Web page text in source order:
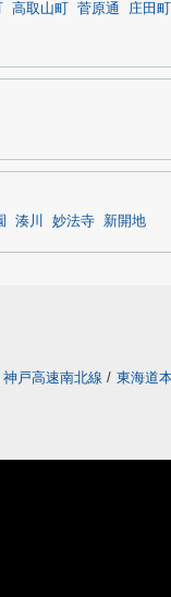
高取山町 菅原通 庄田町
湊川 妙法寺 新開地
神戸高速南北線 / 東海道